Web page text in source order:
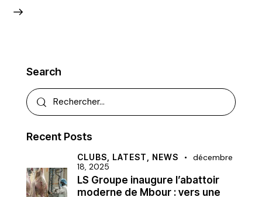
Search
Recent Posts
CLUBS, LATEST, NEWS
décembre
18, 2025
LS Groupe inaugure l’abattoir
moderne de Mbour : vers une